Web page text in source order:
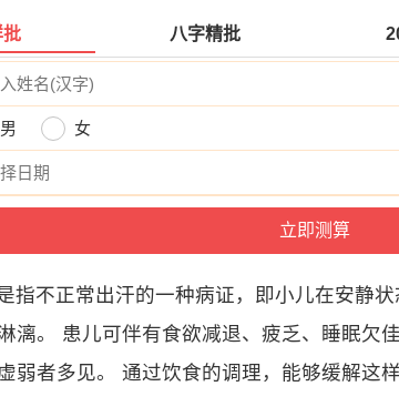
批 八字精批
男 女
指不正常出汗的一种病证，即小儿在安静
漓。 患儿可伴有食欲减退、疲乏、睡眠欠
弱者多见。 通过饮食的调理，能够缓解这样